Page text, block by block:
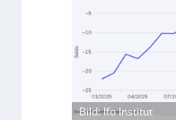
n
d
d
Bild: Ifo Institut